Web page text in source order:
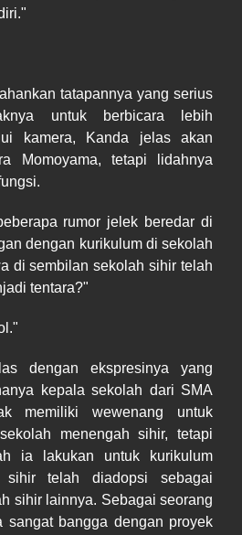
tatapannya yang serius
untuk berbicara lebih
kamera, Kanda jelas akan
Momoyama, tetapi lidahnya
rumor jelek beredar di
dengan kurikulum di sekolah
di sembilan sekolah sihir telah
tentara?"
dengan ekspresinya yang
kepala sekolah dari SMA
memiliki wewenang untuk
menengah sihir, tetapi
ia lakukan untuk kurikulum
sihir telah diadopsi sebagai
sihir lainnya. Sebagai seorang
sangat bangga dengan proyek